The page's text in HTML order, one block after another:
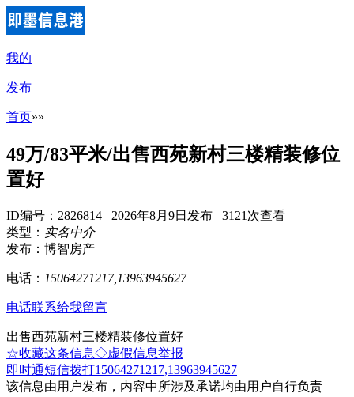
我的
发布
首页»»
49万/83平米/出售西苑新村三楼精装修位
置好
ID编号：2826814 2026年8月9日发布 3121次查看
类型： 实名中介
发布：博智房产
电话： 15064271217,13963945627
电话联系给我留言
出售西苑新村三楼精装修位置好
☆收藏这条信息◇虚假信息举报
即时通短信拨打15064271217,13963945627
该信息由用户发布，内容中所涉及承诺均由用户自行负责